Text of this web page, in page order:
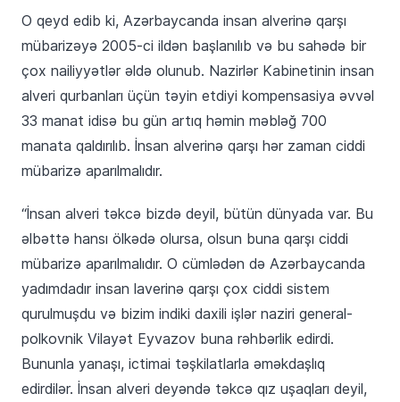
O qeyd edib ki, Azərbaycanda insan alverinə qarşı
mübarizəyə 2005-ci ildən başlanılıb və bu sahədə bir
çox nailiyyətlər əldə olunub. Nazirlər Kabinetinin insan
alveri qurbanları üçün təyin etdiyi kompensasiya əvvəl
33 manat idisə bu gün artıq həmin məbləğ 700
manata qaldırılıb. İnsan alverinə qarşı hər zaman ciddi
mübarizə aparılmalıdır.
“İnsan alveri təkcə bizdə deyil, bütün dünyada var. Bu
əlbəttə hansı ölkədə olursa, olsun buna qarşı ciddi
mübarizə aparılmalıdır. O cümlədən də Azərbaycanda
yadımdadır insan laverinə qarşı çox ciddi sistem
qurulmuşdu və bizim indiki daxili işlər naziri general-
polkovnik Vilayət Eyvazov buna rəhbərlik edirdi.
Bununla yanaşı, ictimai təşkilatlarla əməkdaşlıq
edirdilər. İnsan alveri deyəndə təkcə qız uşaqları deyil,